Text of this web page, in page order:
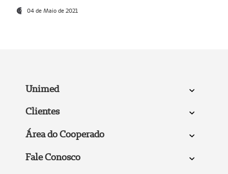
04 de Maio de 2021
Unimed
Clientes
Área do Cooperado
Fale Conosco